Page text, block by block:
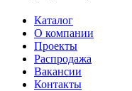
Каталог
О компании
Проекты
Распродажа
Вакансии
Контакты